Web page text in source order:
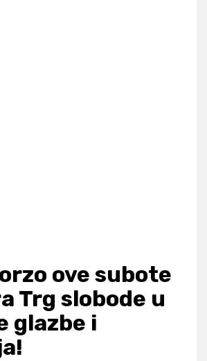
ove subote
Trg slobode u
glazbe i